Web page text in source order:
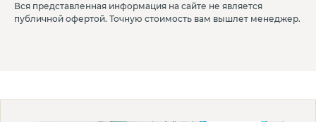
Вся представленная информация на сайте не является
публичной офертой. Точную стоимость вам вышлет менеджер.